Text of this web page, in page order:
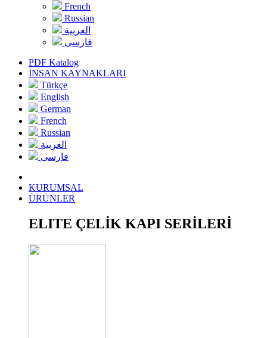
French
Russian
العربية
فارسی
PDF Katalog
İNSAN KAYNAKLARI
Türkçe
English
German
French
Russian
العربية
فارسی
KURUMSAL
ÜRÜNLER
ELITE ÇELİK KAPI SERİLERİ